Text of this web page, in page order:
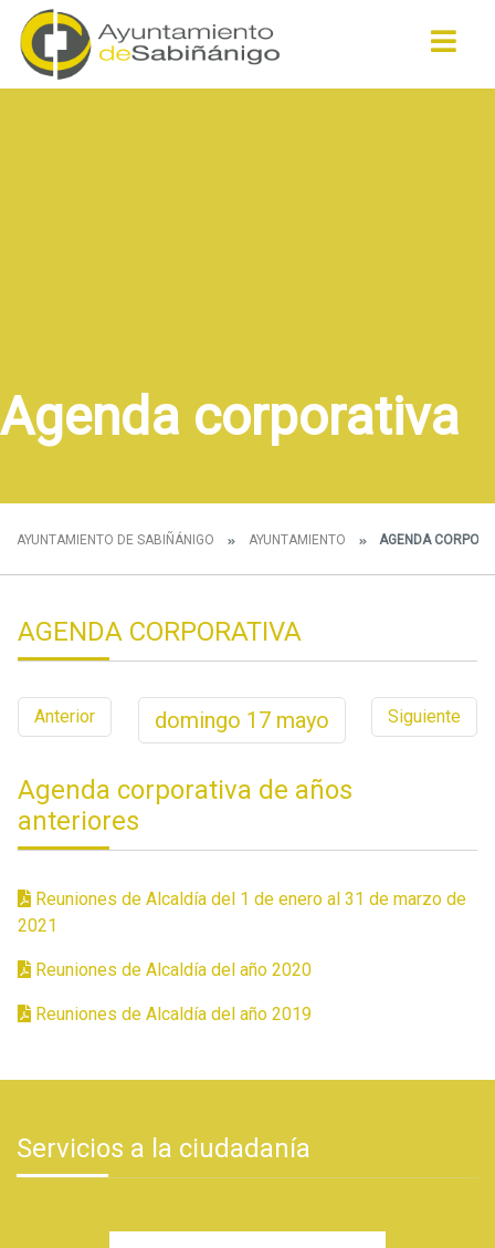
Agenda corporativa
AYUNTAMIENTO DE SABIÑÁNIGO AYUNTAMIENTO AGENDA
AGENDA CORPORATIVA
Anterior domingo 17 mayo Siguiente
Agenda corporativa de años
anteriores
Reuniones de Alcaldía del 1 de enero al 31 de marzo de
2021
Reuniones de Alcaldía del año 2020
Reuniones de Alcaldía del año 2019
Servicios a la ciudadanía